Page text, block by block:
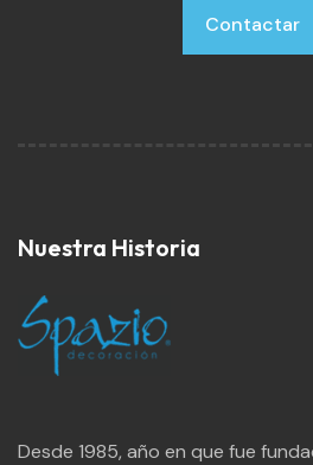
Contactar
Contactar
Nuestra Historia
Desde 1985, año en que fue